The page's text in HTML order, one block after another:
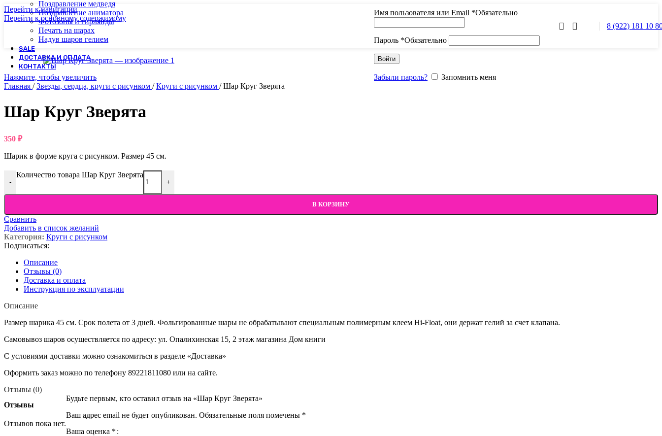
Перейти к навигации
Перейти к основному содержимому
Поздравление медведя
Поздравление аниматора
Фотозоны и гирлянды
Печать на шарах
Надув шаров гелием
SALE
ДОСТАВКА И ОПЛАТА
КОНТАКТЫ
Имя пользователя или Email *Обязательно
Пароль *Обязательно
Войти
Забыли пароль? Запомнить меня
8 (922) 181 10
Нажмите, чтобы увеличить
Главная / Звезды, сердца, круги с рисунком / Круги с рисунком / Шар Круг Зверята
Шар Круг Зверята
350 ₽
Шарик в форме круга с рисунком. Размер 45 см.
-
Количество товара Шар Круг Зверята
+
В КОРЗИНУ
Сравнить
Добавить в список желаний
Категория: Круги с рисунком
Подписаться:
Описание
Отзывы (0)
Доставка и оплата
Инструкция по эксплуатации
Описание
Размер шарика 45 см. Срок полета от 3 дней. Фольгированные шары не обрабатывают специальным полимерным клеем Hi-Float, они держат гелий за счет клапана.
Самовывоз шаров осуществляется по адресу: ул. Опалихинская 15, 2 этаж магазина Дом книги
С условиями доставки можно ознакомиться в разделе «Доставка»
Оформить заказ можно по телефону 89221811080 или на сайте.
Отзывы (0)
Отзывы
Отзывов пока нет.
Будьте первым, кто оставил отзыв на «Шар Круг Зверята»
Ваш адрес email не будет опубликован. Обязательные поля помечены *
Ваша оценка *